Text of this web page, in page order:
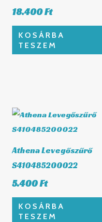
18.400Ft
KOSÁRBA
TESZEM
Athena Levegőszűrő
S410485200022
5.400Ft
KOSÁRBA
TESZEM